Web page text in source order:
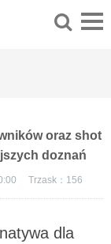
oraz shot
doznań
Trzask： 156
dla